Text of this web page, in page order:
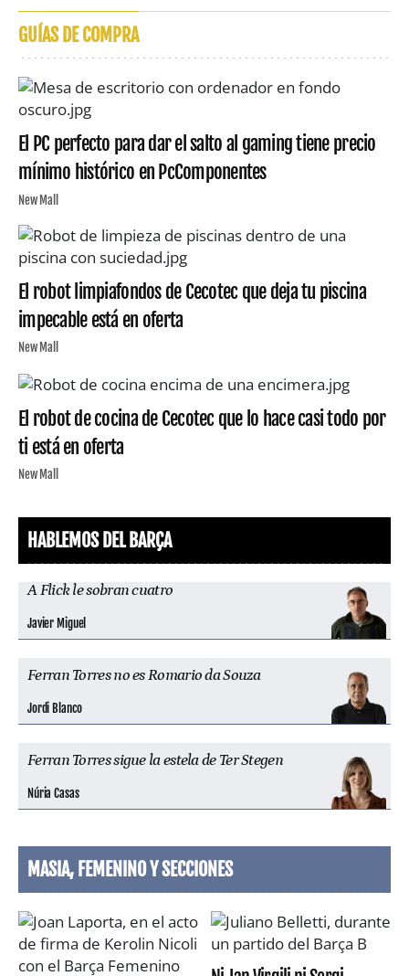
GUÍAS DE COMPRA
El PC perfecto para dar el salto al gaming tiene precio
mínimo histórico en PcComponentes
New Mall
El robot limpiafondos de Cecotec que deja tu piscina
impecable está en oferta
New Mall
El robot de cocina de Cecotec que lo hace casi todo por
ti está en oferta
New Mall
HABLEMOS DEL BARÇA
A Flick le sobran cuatro
Javier Miguel
Ferran Torres no es Romario da Souza
Jordi Blanco
Ferran Torres sigue la estela de Ter Stegen
Núria Casas
MASIA, FEMENINO Y SECCIONES